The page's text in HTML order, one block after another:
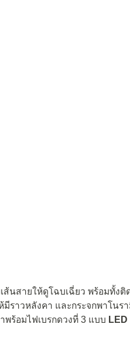
ส้นสายให้ดูโฉบเฉี่ยว พร้อมทั้
ราวหลังคา และกระจกพาโน
พร้อมไฟเบรกดวงที่ 3 แบบ LED